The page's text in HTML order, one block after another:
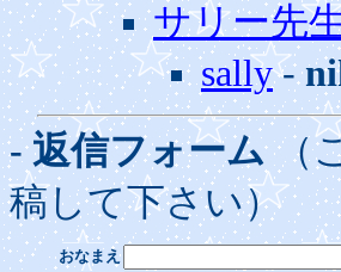
サリー先
sally-
- 返信フォーム（
稿して下さい）
おなまえ